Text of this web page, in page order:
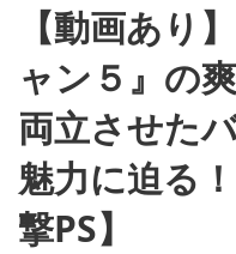
【動画あり
ャン５』の
両立させた
魅力に迫る
撃PS】